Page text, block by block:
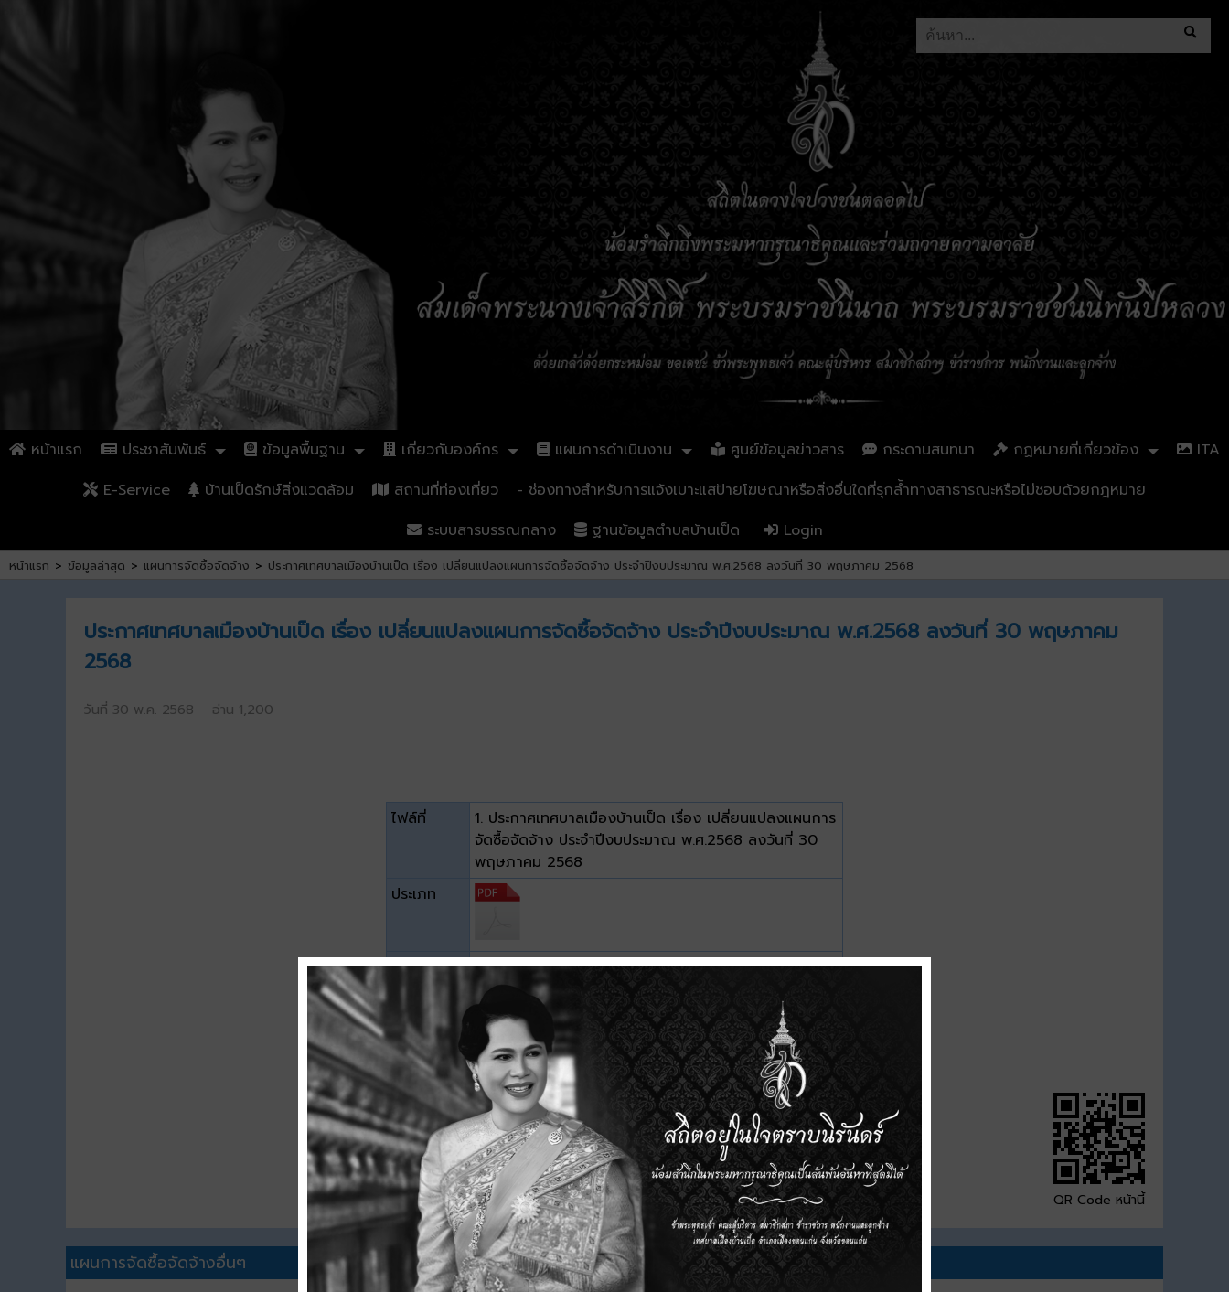
หน้าแรก ประชาสัมพันธ์ ข้อมูลพื้นฐาน เกี่ยวกับองค์กร แผนการดำเนินงาน ศูนย์ข้อมูลข่าวสาร กระดานสนทนา กฏหมายที่เกี่ยวข้อง
ITA
E-Service
บ้านเป็ดรักษ์สิ่งแวดล้อม สถานที่ท่องเที่ยว
- ช่องทางสำหรับการแจ้งเบาะแสป้ายโฆษณาหรือสิ่งอื่นใดที่รุกล้ำทางสาธารณะหรือไม่ชอบด้วยกฎหมาย
ระบบสารบรรณกลาง
ฐานข้อมูลตำบลบ้านเป็ด Login
หน้าแรก > ข้อมูลล่าสุด > แผนการจัดซื้อจัดจ้าง > ประกาศเทศบาลเมืองบ้านเป็ด เรื่อง เปลี่ยนแปลงแผนการจัดซื้อจัดจ้าง ประจำปีงบประมาณ พ.ศ.2568 ลงวันที่ 30 พฤษภาคม 2568
ประกาศเทศบาลเมืองบ้านเป็ด เรื่อง เปลี่ยนแปลงแผนการจัดซื้อจัดจ้าง ประจำปีงบประมาณ พ.ศ.2568 ลงวันที่ 30 พฤษภาคม
2568
วันที่ 30 พ.ค. 2568 อ่าน 1,200
ไฟล์ที่
1. ประกาศเทศบาลเมืองบ้านเป็ด เรื่อง เปลี่ยนแปลงแผนการ
จัดซื้อจัดจ้าง ประจำปีงบประมาณ พ.ศ.2568 ลงวันที่ 30
พฤษภาคม 2568
ประเภท
ขนาด
0.25 MB
QR Code หน้านี้
แผนการจัดซื้อจัดจ้างอื่นๆ